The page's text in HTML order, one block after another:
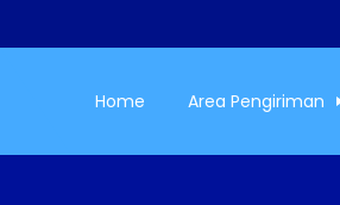
Home Area Pengiriman